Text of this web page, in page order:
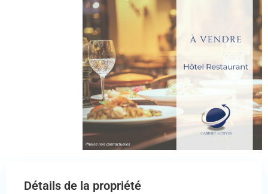
Détails de la propriété